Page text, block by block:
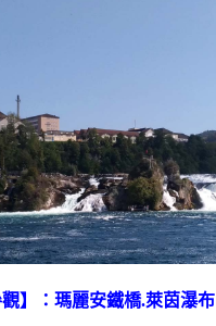
觀】：瑪麗安鐵橋.萊茵瀑布